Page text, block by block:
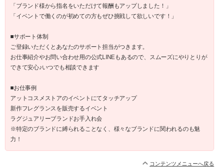
「ブランド様から指名をいただけて報酬もアップしました！」
「イベントで働くのが初めての方もぜひ挑戦して欲しいです！」
■サポート体制
ご登録いただくとあなたのサポート担当がつきます。
お仕事紹介やお問い合わせ用の公式LINEもあるので、スムーズにやりとりが
できて安心♪いつでも相談できます
■お仕事例
アットコスメストアのイベントにてタッチアップ
新作フレグランスを販売するイベント
ラグジュアリーブランドお手入れ会
※特定のブランドに縛られることなく、様々なブランドに関われるのも魅
力！
コンテンツメニューへ戻る